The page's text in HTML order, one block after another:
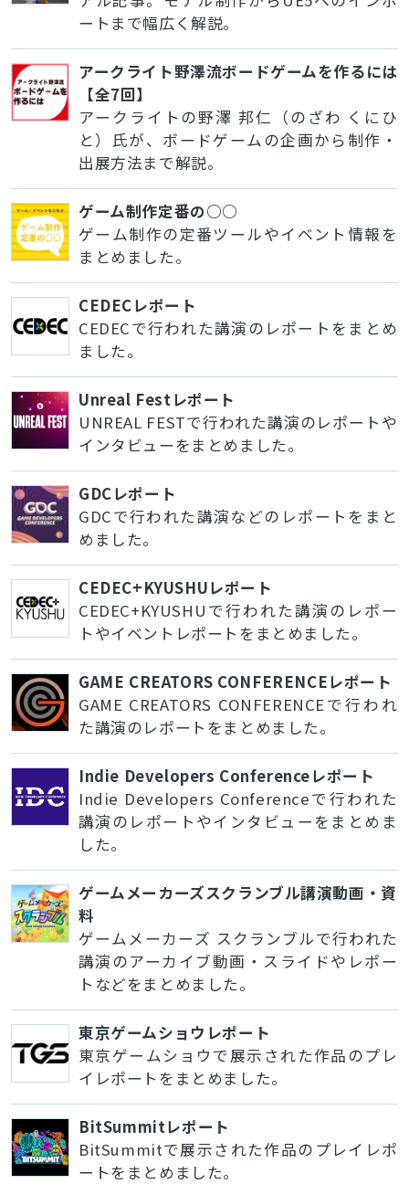
ートまで幅広く解説。
アークライト野澤流ボードゲームを作るには
【全7回】
アークライトの野澤 邦仁（のざわ くにひ
と）氏が、ボードゲームの企画から制作・
出展方法まで解説。
ゲーム制作定番の○○
ゲーム制作の定番ツールやイベント情報を
まとめました。
CEDECレポート
CEDECで行われた講演のレポートをまとめ
ました。
Unreal Festレポート
UNREAL FESTで行われた講演のレポートや
インタビューをまとめました。
GDCレポート
GDCで行われた講演などのレポートをまと
めました。
CEDEC+KYUSHUレポート
CEDEC+KYUSHUで行われた講演のレポー
トやイベントレポートをまとめました。
GAME CREATORS CONFERENCEレポート
GAME CREATORS CONFERENCEで行われ
た講演のレポートをまとめました。
Indie Developers Conferenceレポート
Indie Developers Conferenceで行われた
講演のレポートやインタビューをまとめま
した。
ゲームメーカーズスクランブル講演動画・資
料
ゲームメーカーズ スクランブルで行われた
講演のアーカイブ動画・スライドやレポー
トなどをまとめました。
東京ゲームショウレポート
東京ゲームショウで展示された作品のプレ
イレポートをまとめました。
BitSummitレポート
BitSummitで展示された作品のプレイレポ
ートをまとめました。
とじる
検索